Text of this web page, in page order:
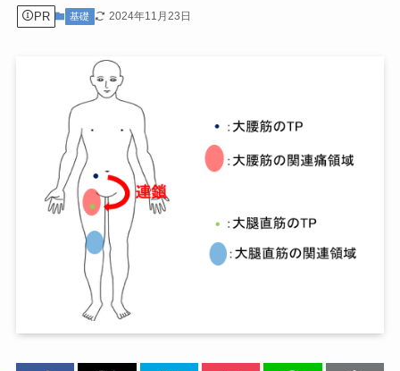
PR 基礎 2024年11月23日